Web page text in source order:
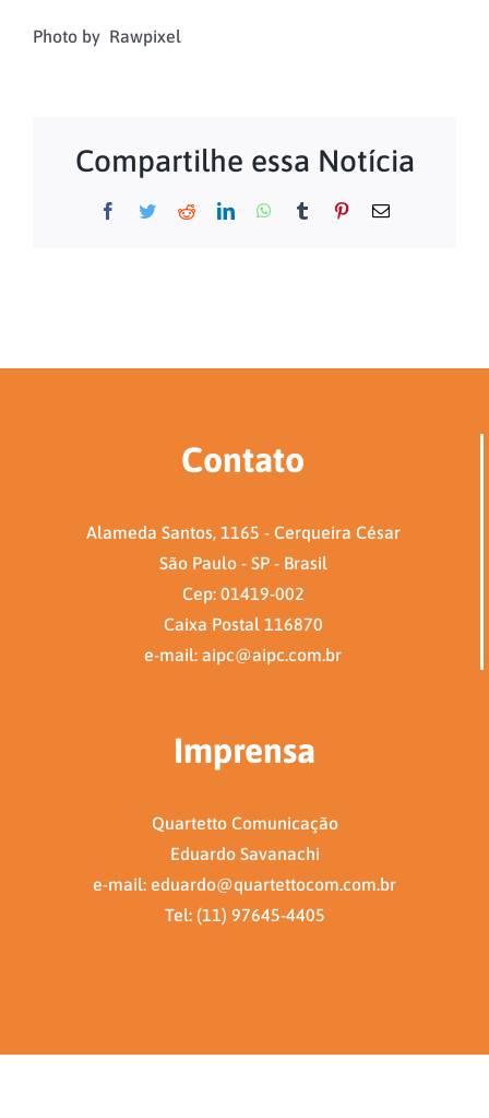
Photo by Rawpixel
Compartilhe essa Notícia
Facebook
TwitterRedditLinkedInWhatsApp
Tumblr Pinterest
E-
Contato
Alameda Santos, 1165 - Cerqueira César
São Paulo - SP - Brasil
Cep: 01419-002
Caixa Postal 116870
e-mail: aipc@aipc.com.br
Imprensa
Quartetto Comunicação
Eduardo Savanachi
e-mail: eduardo@quartettocom.com.br
Tel: (11) 97645-4405